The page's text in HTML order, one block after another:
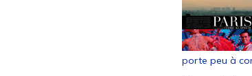
porte peu à